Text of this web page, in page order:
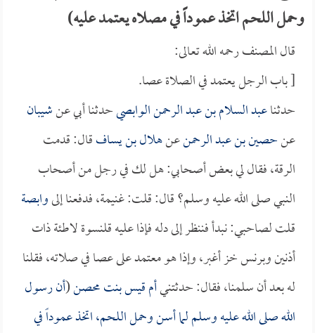
وحمل اللحم اتخذ عموداً في مصلاه يعتمد عليه)
قال المصنف رحمه الله تعالى:
[ باب الرجل يعتمد في الصلاة عصا.
حدثناعبد السلام بن عبد الرحمن الوابصيحدثنا أبي عنشيبان
عنحصين بن عبد الرحمنعنهلال بن يسافقال: قدمت
الرقة، فقال لي بعض أصحابي: هل لك في رجل من أصحاب
النبي صلى الله عليه وسلم؟ قال: قلت: غنيمة، فدفعنا إلىوابصة
قلت لصاحبي: نبدأ فننظر إلى دله فإذا عليه قلنسوة لاطئة ذات
أذنين وبرنس خز أغبر، وإذا هو معتمد على عصا في صلاته، فقلنا
له بعد أن سلمنا، فقال: حدثتنيأم قيس بنت محصن(أن رسول
الله صلى الله عليه وسلم لما أسن وحمل اللحم، اتخذ عموداً في